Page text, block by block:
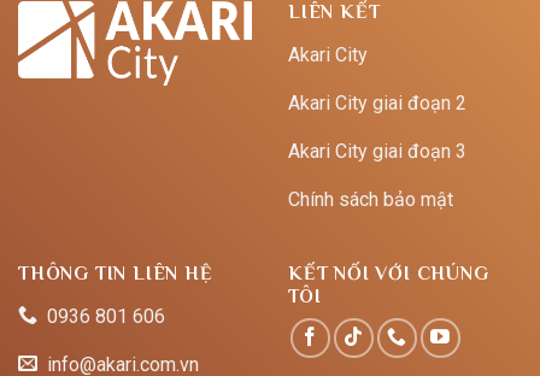
LIÊN KẾT
Akari City
Akari City giai đoạn 2
Akari City giai đoạn 3
Chính sách bảo mật
THÔNG TIN LIÊN HỆ
0936 801 606
info@akari.com.vn
KẾT NỐI VỚI CHÚNG
TÔI